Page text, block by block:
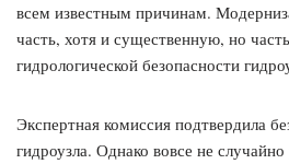
всем известным причинам.
часть, хотя и существенную, но
гидрологической безопасности
Экспертная комиссия подтвердила
гидроузла. Однако вовсе не